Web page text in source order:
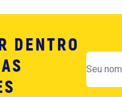
DENTRO